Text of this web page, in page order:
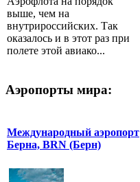
выше, чем на
внутрироссийских. Так
оказалось и в этот раз при
полете этой авиако...
Аэропорты мира:
Международный аэропорт
Берна, BRN (Берн)